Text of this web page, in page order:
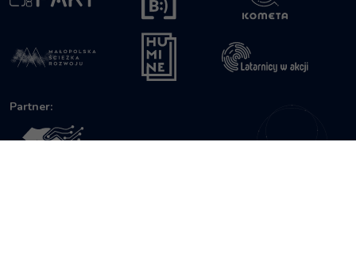
Małopolska Ścieżka Rozwoju
Humine Latarnicy w Akcji
Partner:
PW eSkills